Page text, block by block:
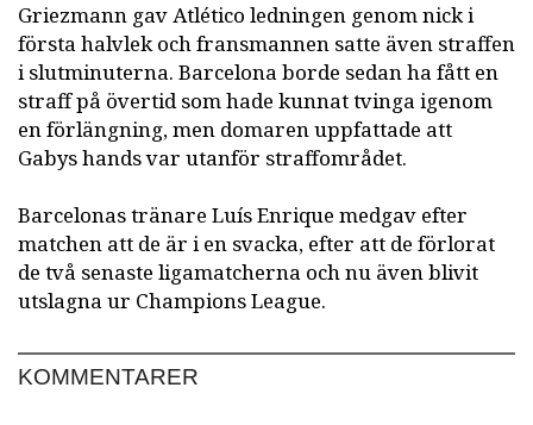
Griezmann gav Atlético ledningen genom nick i
första halvlek och fransmannen satte även straffen
i slutminuterna. Barcelona borde sedan ha fått en
straff på övertid som hade kunnat tvinga igenom
en förlängning, men domaren uppfattade att
Gabys hands var utanför straffområdet.
Barcelonas tränare Luís Enrique medgav efter
matchen att de är i en svacka, efter att de förlorat
de två senaste ligamatcherna och nu även blivit
utslagna ur Champions League.
KOMMENTARER